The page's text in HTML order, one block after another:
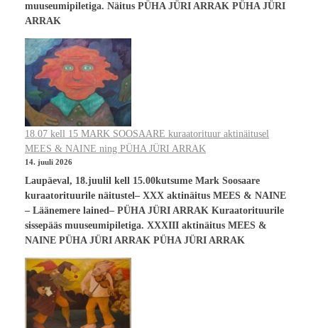
muuseumipiletiga. Näitus PÜHA JÜRI ARRAK PÜHA JÜRI
ARRAK
18.07 kell 15 MARK SOOSAARE kuraatorituur aktinäitusel
MEES & NAINE ning PÜHA JÜRI ARRAK
14. juuli 2026
Laupäeval, 18.juulil kell 15.00kutsume Mark Soosaare
kuraatorituurile näitustel– XXX aktinäitus MEES & NAINE
– Läänemere lained– PÜHA JÜRI ARRAK Kuraatorituurile
sissepääs muuseumipiletiga. XXXIII aktinäitus MEES &
NAINE PÜHA JÜRI ARRAK PÜHA JÜRI ARRAK